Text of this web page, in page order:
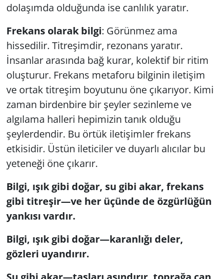
dolaşımda olduğunda ise canlılık yaratır.
Frekans olarak bilgi: Görünmez ama
hissedilir. Titreşimdir, rezonans yaratır.
İnsanlar arasında bağ kurar, kolektif bir ritim
oluşturur. Frekans metaforu bilginin iletişim
ve ortak titreşim boyutunu öne çıkarıyor. Kimi
zaman birdenbire bir şeyler sezinleme ve
algılama halleri hepimizin tanık olduğu
şeylerdendir. Bu örtük iletişimler frekans
etkisidir. Üstün ileticiler ve duyarlı alıcılar bu
yeteneği öne çıkarır.
Bilgi, ışık gibi doğar, su gibi akar, frekans
gibi titreşir—ve her üçünde de özgürlüğün
yankısı vardır.
Bilgi, ışık gibi doğar—karanlığı deler,
gözleri uyandırır.